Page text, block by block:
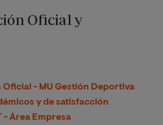
Oficial y
- MU Gestión Deportiva
y de satisfacción
- Área Empresa